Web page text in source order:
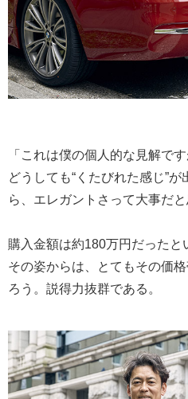
「これは僕の個人的な見解で
どうしても“くたびれた感じ”
ら、エレガントさって大事だと
購入金額は約180万円だったと
その姿からは、とてもその価
ろう。説得力抜群である。